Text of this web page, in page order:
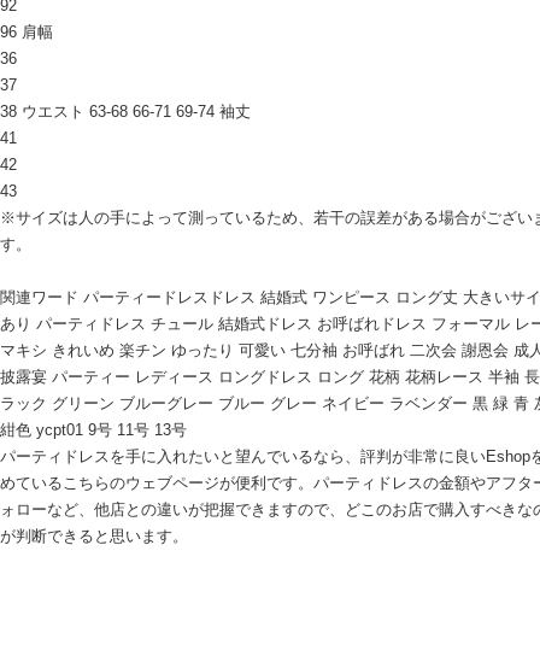
92
96 肩幅
36
37
38 ウエスト 63-68 66-71 69-74 袖丈
41
42
43
※サイズは人の手によって測っているため、若干の誤差がある場合がござい
す。
関連ワード パーティードレスドレス 結婚式 ワンピース ロング丈 大きいサ
あり パーティドレス チュール 結婚式ドレス お呼ばれドレス フォーマル レ
マキシ きれいめ 楽チン ゆったり 可愛い 七分袖 お呼ばれ 二次会 謝恩会 成
披露宴 パーティー レディース ロングドレス ロング 花柄 花柄レース 半袖
ラック グリーン ブルーグレー ブルー グレー ネイビー ラベンダー 黒 緑 青
紺色 ycpt01 9号 11号 13号
パーティドレスを手に入れたいと望んでいるなら、評判が非常に良いEshop
めているこちらのウェブページが便利です。パーティドレスの金額やアフタ
ォローなど、他店との違いが把握できますので、どこのお店で購入すべきな
が判断できると思います。